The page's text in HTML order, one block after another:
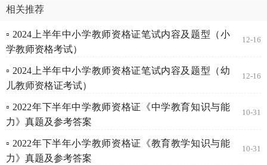
相关推荐
▫ 2024上半年中小学教师资格证笔试内容及题型（小
学教师资格考试）
12-16
▫ 2024上半年中小学教师资格证笔试内容及题型（幼
儿教师资格证考试）
12-16
▫ 2022年下半年中学教师资格证《中学教育知识与能
力》真题及参考答案
10-31
▫ 2022年下半年小学教师资格证《教育教学知识与能
力》真题及参考答案
10-31